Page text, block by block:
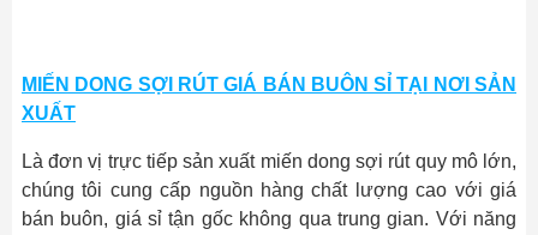
MIẾN DONG SỢI RÚT GIÁ BÁN BUÔN SỈ TẠI NƠI SẢN
XUẤT
Là đơn vị trực tiếp sản xuất miến dong sợi rút quy mô lớn,
chúng tôi cung cấp nguồn hàng chất lượng cao với giá
bán buôn, giá sỉ tận gốc không qua trung gian. Với năng